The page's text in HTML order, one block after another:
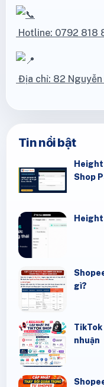
Hotline: 0792 818
Địa chỉ: 82 Nguyễn
Tin nổi bật
Shop
gì?
nhuận